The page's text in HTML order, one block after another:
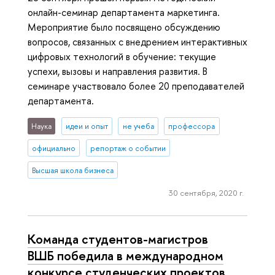
онлайн-семинар департамента маркетинга.
Мероприятие было посвящено обсуждению
вопросов, связанных с внедрением интерактивных
цифровых технологий в обучение: текущие
успехи, вызовы и направления развития. В
семинаре участвовало более 20 преподавателей
департамента.
Наука идеи и опыт не учеба профессора
официально репортаж о событии
Высшая школа бизнеса
30 сентября, 2020 г.
Команда студентов-магистров
ВШБ победила в международном